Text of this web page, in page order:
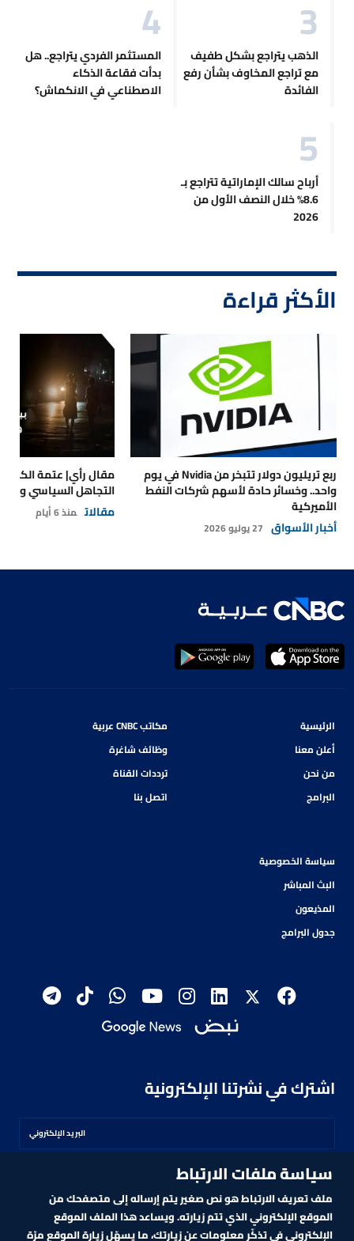
الذهب يتراجع بشكل طفيف
مع تراجع المخاوف بشأن رفع
الفائدة
المستثمر الفردي يتراجع.. هل
بدأت فقاعة الذكاء
الاصطناعي في الانكماش؟
أرباح سالك الإماراتية تتراجع بـ
8.6% خلال النصف الأول من
2026
الأكثر قراءة
ربع تريليون دولار تتبخر من Nvidia في يوم
واحد.. وخسائر حادة لأسهم شركات النفط
الأميركية
أخبار الأسواق 27 يوليو 2026
مقال رأي| عتمة
التجاهل السياسي
مقالات منذ 6 أيام
الرئيسية
أعلن معنا
من نحن
البرامج
مكاتب CNBC عربية
وظائف شاغرة
ترددات القناة
اتصل بنا
سياسة الخصوصية
البث المباشر
المذيعون
جدول البرامج
اشترك في نشرتنا الإلكترونية
اشترك
سياسة ملفات الارتباط
ملف تعريف الارتباط هو نص صغير يتم إرساله إلى متصفحك من
الموقع الإلكتروني الذي تتم زيارته. ويساعد هذا الملف الموقع
الإلكتروني في تذكّر معلومات عن زيارتك، ما يسهّل زيارة الموقع مرّة